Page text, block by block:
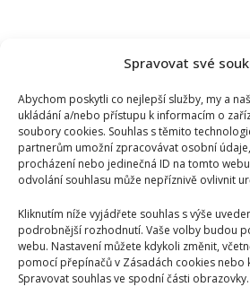
Spravovat své
Abychom poskytli co nejlepší služby, my a
ukládání a/nebo přístupu k informacím o
soubory cookies. Souhlas s těmito
partnerům umožní zpracovávat osobní
procházení nebo jedinečná ID na tomto
odvolání souhlasu může nepříznivě ovlivnit
Kliknutím níže vyjádřete souhlas s výše
podrobnější rozhodnutí. Vaše volby budou
webu. Nastavení můžete kdykoli změnit,
pomocí přepínačů v Zásadách cookies nebo
Spravovat souhlas ve spodní části obrazovky.